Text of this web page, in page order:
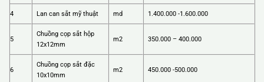
4 Lan can sắt mỹ thuật md 1.400.000 -1.600.000
5
Chuồng cọp sắt hộp
12x12mm
m2 350.000 – 400.000
6
Chuồng cọp sắt đặc
10x10mm
m2 450.000 -500.000